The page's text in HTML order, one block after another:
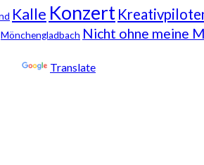
Kalle Konzert
Mönchengladbach Nicht ohne meine
Translate